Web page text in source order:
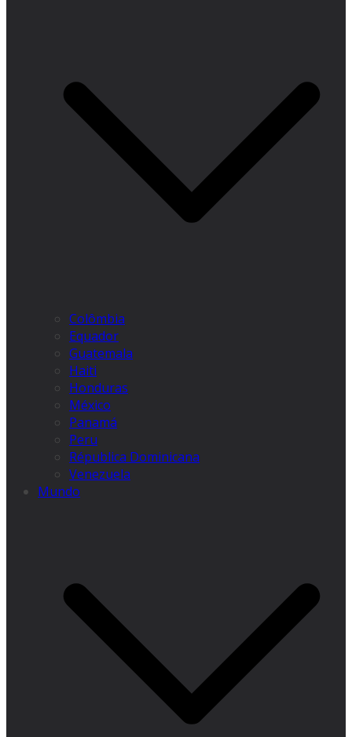
Colômbia
Equador
Guatemala
Haiti
Honduras
México
Panamá
Peru
Républica Dominicana
Venezuela
Mundo